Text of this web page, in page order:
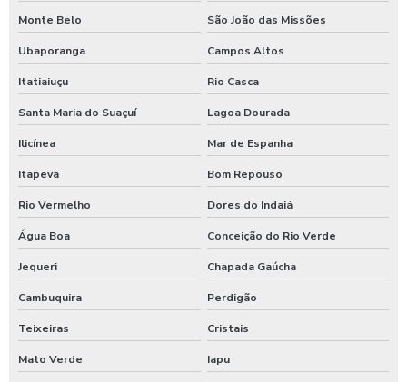
Monte Belo São João das Missões
Ubaporanga Campos Altos
Itatiaiuçu Rio Casca
Santa Maria do Suaçuí Lagoa Dourada
Ilicínea Mar de Espanha
Itapeva Bom Repouso
Rio Vermelho Dores do Indaiá
Água Boa Conceição do Rio Verde
Jequeri Chapada Gaúcha
Cambuquira Perdigão
Teixeiras Cristais
Mato Verde Iapu